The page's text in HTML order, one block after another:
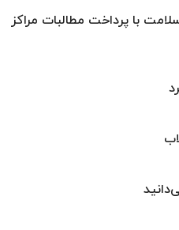
با پرداخت مطالبات مراکز